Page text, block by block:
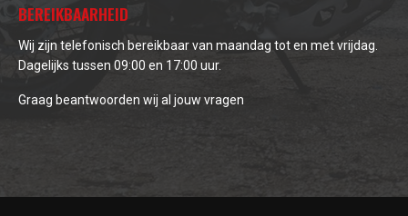
BEREIKBAARHEID
Wij zijn telefonisch bereikbaar van maandag tot en met vrijdag.
Dagelijks tussen 09:00 en 17:00 uur.
Graag beantwoorden wij al jouw vragen